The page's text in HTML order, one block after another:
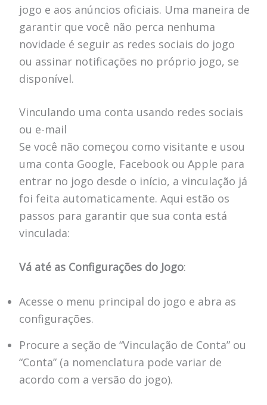
jogo e aos anúncios oficiais. Uma maneira de
garantir que você não perca nenhuma
novidade é seguir as redes sociais do jogo
ou assinar notificações no próprio jogo, se
disponível.
Vinculando uma conta usando redes sociais
ou e-mail
Se você não começou como visitante e usou
uma conta Google, Facebook ou Apple para
entrar no jogo desde o início, a vinculação já
foi feita automaticamente. Aqui estão os
passos para garantir que sua conta está
vinculada:
Vá até as Configurações do Jogo:
Acesse o menu principal do jogo e abra as
configurações.
Procure a seção de “Vinculação de Conta” ou
“Conta” (a nomenclatura pode variar de
acordo com a versão do jogo).